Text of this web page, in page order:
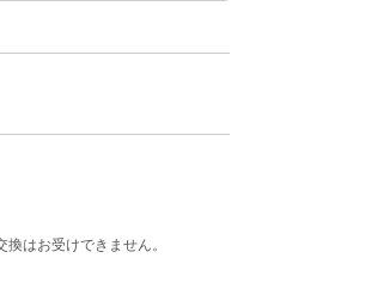
はお受けできません。